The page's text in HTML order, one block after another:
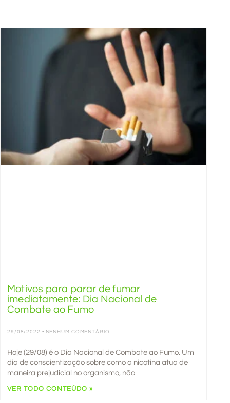
Motivos para parar de fumar
imediatamente: Dia Nacional de
Combate ao Fumo
29/08/2022 NENHUM COMENTÁRIO
Hoje (29/08) é o Dia Nacional de Combate ao Fumo. Um
dia de conscientização sobre como a nicotina atua de
maneira prejudicial no organismo, não
VER TODO CONTEÚDO »